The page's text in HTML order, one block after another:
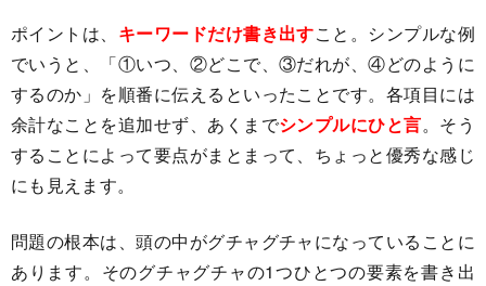
ポイントは、 キーワードだけ書き出すこと。シンプルな例
でいうと、「①いつ、②どこで、③だれが、④どのように
するのか」を順番に伝えるといったことです。各項目には
余計なことを追加せず、あくまでシンプルにひと言。そう
することによって要点がまとまって、ちょっと優秀な感じ
にも見えます。
問題の根本は、頭の中がグチャグチャになっていることに
あります。そのグチャグチャの1つひとつの要素を書き出